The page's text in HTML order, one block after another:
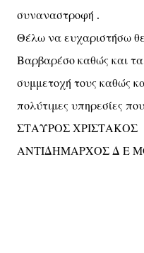
συναναστροφή .
Θέλω να ευχαριστήσω
Βαρβαρέσο καθώς και
συμμετοχή τους καθώς
πολύτιμες υπηρεσίες
ΣΤΑΥΡΟΣ ΧΡΙΣΤΑΚΟΣ
ΑΝΤΙΔΗΜΑΡΧΟΣ Δ Ε